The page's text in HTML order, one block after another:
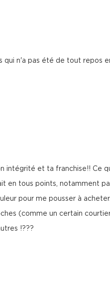
qui n'a pas été de tout repos
intégrité et ta franchise!! Ce
en tous points, notamment
pour me pousser à
(comme un certain
!???